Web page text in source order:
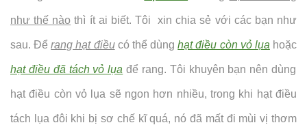
như thế nào thì ít ai biết. Tôi xin chia sẻ với các bạn như
sau. Đểrang hạt điềucó thể dùnghạt điều còn vỏ lụa hoặc
hạt điều đã tách vỏ lụa để rang. Tôi khuyên bạn nên dùng
hạt điều còn vỏ lụa sẽ ngon hơn nhiều, trong khi hạt điều
tách lụa đôi khi bị sơ chế kĩ quá, nó đã mất đi mùi vị thơm